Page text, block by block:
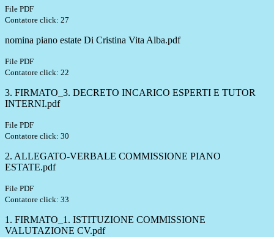
File PDF
Contatore click: 27
nomina piano estate Di Cristina Vita Alba.pdf
File PDF
Contatore click: 22
3. FIRMATO_3. DECRETO INCARICO ESPERTI E TUTOR
INTERNI.pdf
File PDF
Contatore click: 30
2. ALLEGATO-VERBALE COMMISSIONE PIANO
ESTATE.pdf
File PDF
Contatore click: 33
1. FIRMATO_1. ISTITUZIONE COMMISSIONE
VALUTAZIONE CV.pdf